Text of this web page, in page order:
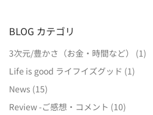
BLOG カテゴリ
3次元/豊かさ（お金・時間など）
(1)
Life is good ライフイズグッド (1)
News (15)
Review -ご感想・コメント (10)